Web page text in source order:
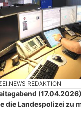
REDAKTION
die Landespolizei zu